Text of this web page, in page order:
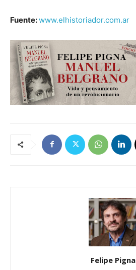
Fuente:www.elhistoriador.com.ar
Felipe Pigna